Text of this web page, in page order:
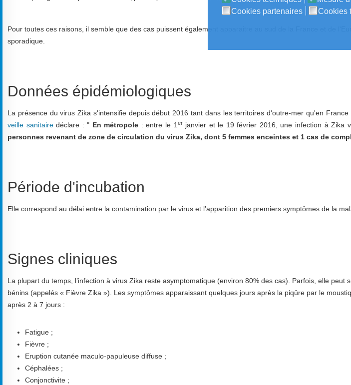
Cookies partenaires
Cookies
Pour toutes ces raisons, il semble que des cas puissent également apparaitre au sud de la France et de
sporadique.
Données épidémiologiques
La présence du virus Zika s'intensifie depuis début 2016 tant dans les territoires d'outre-mer qu'en
veille sanitairedéclare : " En métropole : entre le 1 erjanvier et le 19 février 2016, une infection à Zika
personnes revenant de zone de circulation du virus Zika, dont 5 femmes enceintes et 1 cas de
Période d'incubation
Elle correspond au délai entre la contamination par le virus et l’apparition des premiers symptômes de la
Signes cliniques
La plupart du temps, l’infection à virus Zika reste asymptomatique (environ 80% des cas). Parfois, elle peut
bénins (appelés « Fièvre Zika »). Les symptômes apparaissant quelques jours après la piqûre par le
après 2 à 7 jours :
Fatigue ;
Fièvre ;
Eruption cutanée maculo-papuleuse diffuse ;
Céphalées ;
Conjonctivite ;